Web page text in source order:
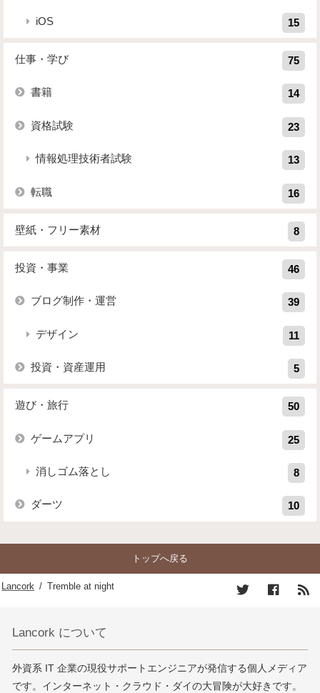
iOS 15
仕事・学び 75
書籍 14
資格試験 23
情報処理技術者試験 13
転職 16
壁紙・フリー素材 8
投資・事業 46
ブログ制作・運営 39
デザイン 11
投資・資産運用 5
遊び・旅行 50
ゲームアプリ 25
消しゴム落とし 8
ダーツ 10
トップへ戻る
Lancork / Tremble at night
Lancork について
外資系 IT 企業の現役サポートエンジニアが発信する個人メディア
です。インターネット・クラウド・ダイの大冒険が大好きです。